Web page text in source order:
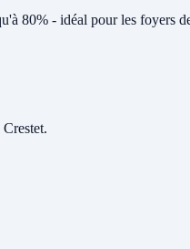
80% - idéal pour les foyers